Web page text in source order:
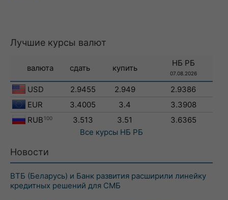
Лучшие курсы валют
валюта сдать купить
НБ РБ
07.08.2026
USD 2.9455 2.949
2.9386
EUR
3.4005 3.4
3.3908
RUB 100 3.513 3.51
3.6365
Все курсы НБ РБ
Новости
ВТБ (Беларусь) и Банк развития расширили линейку
кредитных решений для СМБ